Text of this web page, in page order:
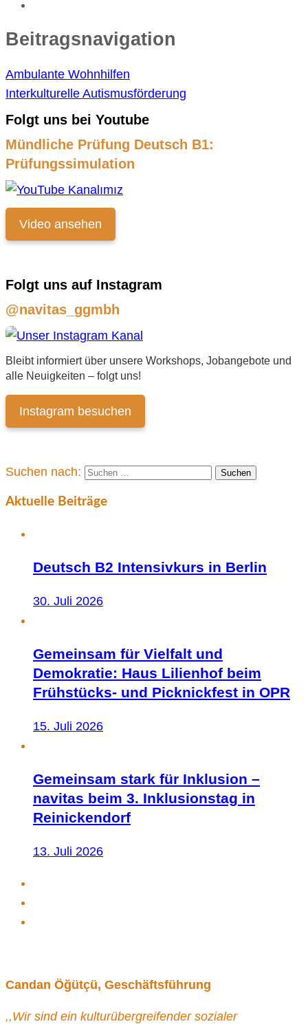
Beitragsnavigation
Ambulante Wohnhilfen
Interkulturelle Autismusförderung
Folgt uns bei Youtube
Mündliche Prüfung Deutsch B1:
Prüfungssimulation
Video ansehen
Folgt uns auf Instagram
@navitas_ggmbh
Bleibt informiert über unsere Workshops, Jobangebote und
alle Neuigkeiten – folgt uns!
Instagram besuchen
Suchen nach:
Aktuelle Beiträge
Deutsch B2 Intensivkurs in Berlin
30. Juli 2026
Gemeinsam für Vielfalt und
Demokratie: Haus Lilienhof beim
Frühstücks- und Picknickfest in OPR
15. Juli 2026
Gemeinsam stark für Inklusion –
navitas beim 3. Inklusionstag in
Reinickendorf
13. Juli 2026
Candan Öğütçü, Geschäftsführung
,,Wir sind ein kulturübergreifender sozialer